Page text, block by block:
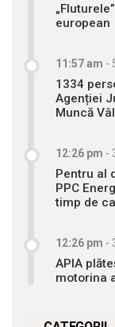
european
11:57 am -
1334
Agenției
Muncă
12:26 pm -
Pentru al
PPC
timp de
12:26 pm -
APIA
motorina